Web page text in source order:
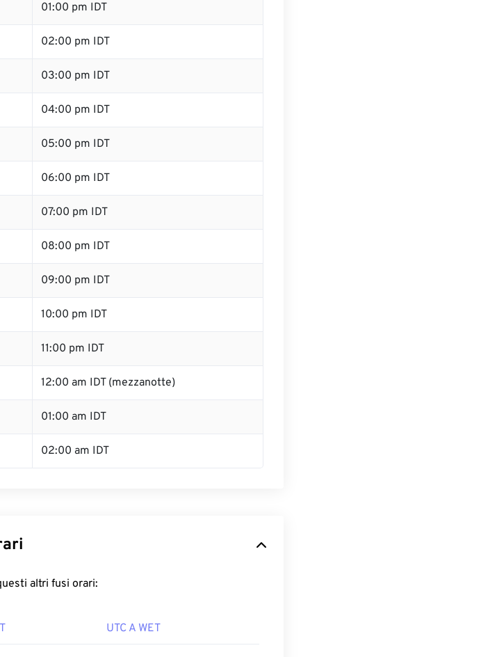
01:00 pm IDT
02:00 pm IDT
03:00 pm IDT
04:00 pm IDT
05:00 pm IDT
06:00 pm IDT
07:00 pm IDT
08:00 pm IDT
09:00 pm IDT
10:00 pm IDT
11:00 pm IDT
12:00 am IDT (mezzanotte)
01:00 am IDT
02:00 am IDT
altri fusi orari:
UTC A WET